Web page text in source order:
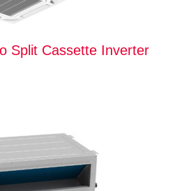
Split Cassette Inverter